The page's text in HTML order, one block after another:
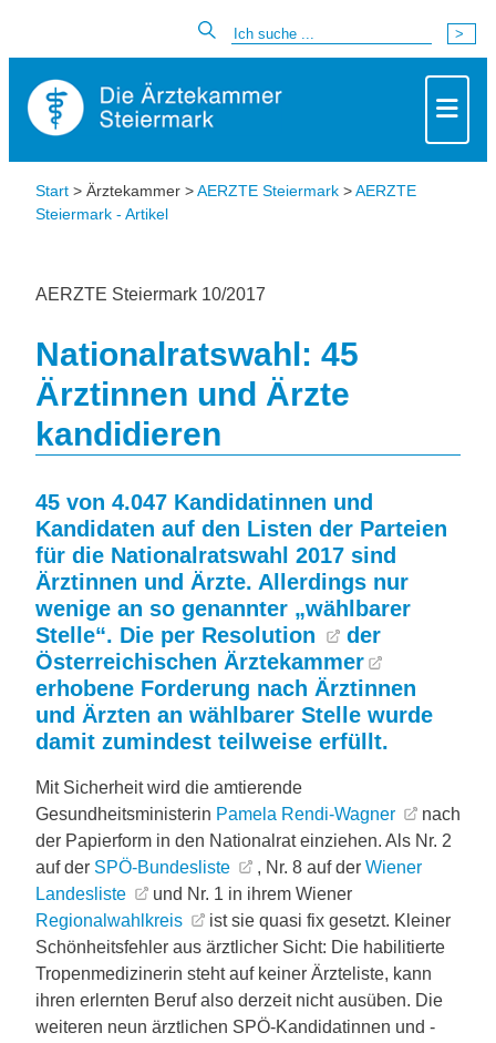
Start > Ärztekammer >AERZTE Steiermark >AERZTE
Steiermark - Artikel
AERZTE Steiermark 10/2017
Nationalratswahl: 45
Ärztinnen und Ärzte
kandidieren
45 von 4.047 Kandidatinnen und
Kandidaten auf den Listen der Parteien
für die Nationalratswahl 2017 sind
Ärztinnen und Ärzte. Allerdings nur
wenige an so genannter „wählbarer
Stelle“. Die per Resolution
der
Österreichischen Ärztekammer
erhobene Forderung nach Ärztinnen
und Ärzten an wählbarer Stelle wurde
damit zumindest teilweise erfüllt.
Mit Sicherheit wird die amtierende
Gesundheitsministerin Pamela Rendi-Wagner
nach
der Papierform in den Nationalrat einziehen. Als Nr. 2
auf der SPÖ-Bundesliste , Nr. 8 auf der Wiener
Landesliste
und Nr. 1 in ihrem Wiener
Regionalwahlkreis
ist sie quasi fix gesetzt. Kleiner
Schönheitsfehler aus ärztlicher Sicht: Die habilitierte
Tropenmedizinerin steht auf keiner Ärzteliste, kann
ihren erlernten Beruf also derzeit nicht ausüben. Die
weiteren neun ärztlichen SPÖ-Kandidatinnen und -